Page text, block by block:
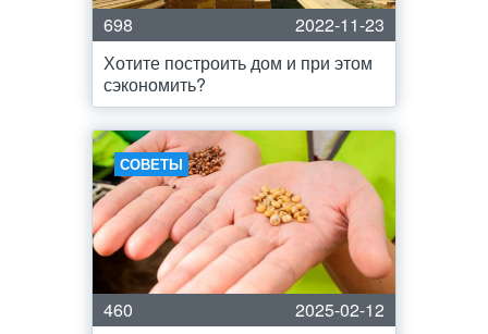
698
2022-11-23
Хотите построить дом и при этом
сэкономить?
СОВЕТЫ
460
2025-02-12